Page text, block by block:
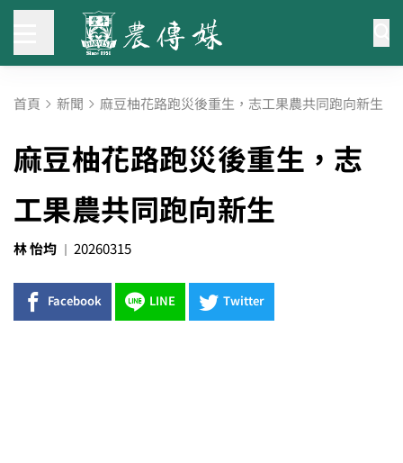
首頁 新聞 麻豆柚花路跑災後重生，志工果農共同跑向新生
麻豆柚花路跑災後重生，志
工果農共同跑向新生
林 怡均 20260315
Facebook LINE Twitter